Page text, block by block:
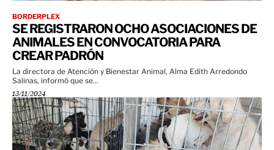
BORDERPLEX
SE REGISTRARON OCHO ASOCIACIONES DE
ANIMALES EN CONVOCATORIA PARA
CREAR PADRÓN
La directora de Atención y Bienestar Animal, Alma Edith Arredondo
Salinas, informó que se...
13/11/2024